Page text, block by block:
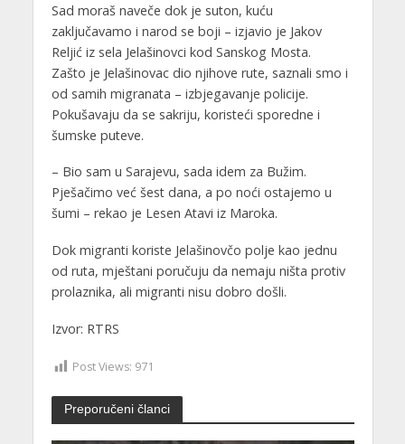
Sad moraš naveče dok je suton, kuću
zaključavamo i narod se boji – izjavio je Јakov
Reljić iz sela Јelašinovci kod Sanskog Mosta.
Zašto je Јelašinovac dio njihove rute, saznali smo i
od samih migranata – izbjegavanje policije.
Pokušavaju da se sakriju, koristeći sporedne i
šumske puteve.
– Bio sam u Sarajevu, sada idem za Bužim.
Pješačimo već šest dana, a po noći ostajemo u
šumi – rekao je Lesen Atavi iz Maroka.
Dok migranti koriste Јelašinovčo polje kao jednu
od ruta, mještani poručuju da nemaju ništa protiv
prolaznika, ali migranti nisu dobro došli.
Izvor: RTRS
Post Views: 971
Preporučeni članci